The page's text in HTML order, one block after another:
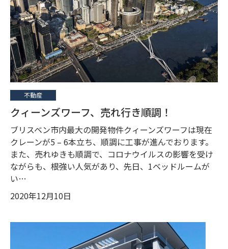
不動産
クィーンズワーフ、売れ行き順調！
ブリスベン市内最大の開発物件クィーンズワーフは現在
クレーンが5 – 6本立ち、順調に工事が進んでおります。
また、売れゆきも順調で、コロナウイルスの影響を受け
ながらも、根強い人気があり、先日、1ベッドルームが
い…
2020年12月10日